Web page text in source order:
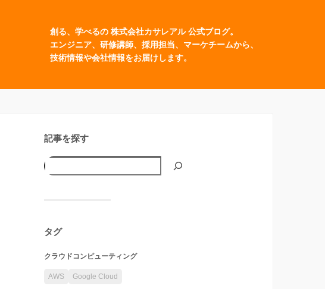
創る、学べるの 株式会社カサレアル 公式ブログ。
エンジニア、研修講師、採用担当、マーケチームから、
技術情報や会社情報をお届けします。
記事を探す
タグ
クラウドコンピューティング
AWS Google Cloud